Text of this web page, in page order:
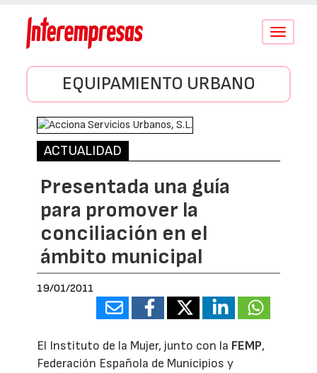
Conmutar
EQUIPAMIENTO URBANO
ACTUALIDAD
Presentada una guía
para promover la
conciliación en el
ámbito municipal
19/01/2011
El Instituto de la Mujer, junto con la FEMP,
Federación Española de Municipios y